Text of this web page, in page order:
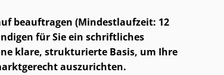
beauftragen (Mindestlaufzeit: 12
für Sie ein schriftliches
klare, strukturierte Basis, um Ihre
auszurichten.